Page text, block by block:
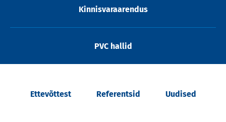
Kinnisvaraarendus
PVC hallid
Ettevõttest Referentsid Uudised